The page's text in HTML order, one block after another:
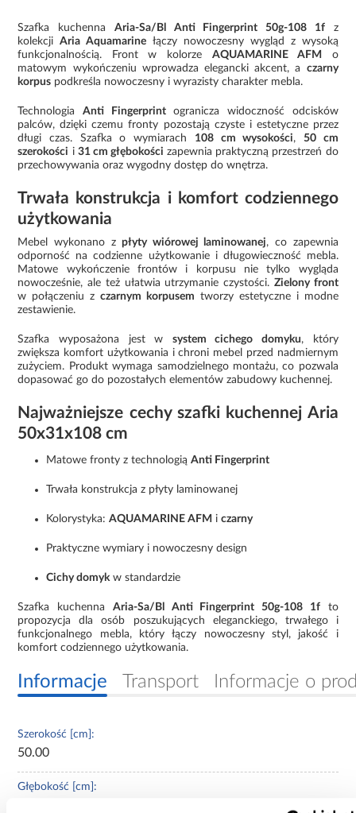
Szafka kuchenna Aria-Sa/Bl Anti Fingerprint 50g-108 1fz
kolekcjiAria Aquamarine łączy nowoczesny wygląd z wysoką
funkcjonalnością. Front w kolorze AQUAMARINE AFM
o
matowym wykończeniu wprowadza elegancki akcent, a czarny
korpus podkreśla nowoczesny i wyrazisty charakter mebla.
TechnologiaAnti Fingerprintogranicza widoczność odcisków
palców, dzięki czemu fronty pozostają czyste i estetyczne przez
długi czas. Szafka o wymiarach 108 cm wysokości, 50 cm
szerokości i 31 cm głębokości zapewnia praktyczną przestrzeń do
przechowywania oraz wygodny dostęp do wnętrza.
Trwała konstrukcja i komfort codziennego
użytkowania
Mebel wykonano zpłyty wiórowej laminowanej, co zapewnia
odporność na codzienne użytkowanie i długowieczność mebla.
Matowe wykończenie frontów i korpusu nie tylko wygląda
nowocześnie, ale też ułatwia utrzymanie czystości. Zielony front
w połączeniu zczarnym korpusem tworzy estetyczne i modne
zestawienie.
Szafka wyposażona jest w system cichego domyku, który
zwiększa komfort użytkowania i chroni mebel przed nadmiernym
zużyciem. Produkt wymaga samodzielnego montażu, co pozwala
dopasować go do pozostałych elementów zabudowy kuchennej.
Najważniejsze cechy szafki kuchennej Aria
50x31x108 cm
Matowe fronty z technologiąAnti Fingerprint
Trwała konstrukcja z płyty laminowanej
Kolorystyka:AQUAMARINE AFM iczarny
Praktyczne wymiary i nowoczesny design
Cichy domyk w standardzie
Szafka kuchenna Aria-Sa/Bl Anti Fingerprint 50g-108 1fto
propozycja dla osób poszukujących eleganckiego, trwałego i
funkcjonalnego mebla, który łączy nowoczesny styl, jakość i
komfort codziennego użytkowania.
Informacje Transport Informacje o
Szerokość [cm]:
50.00
Głębokość [cm]: